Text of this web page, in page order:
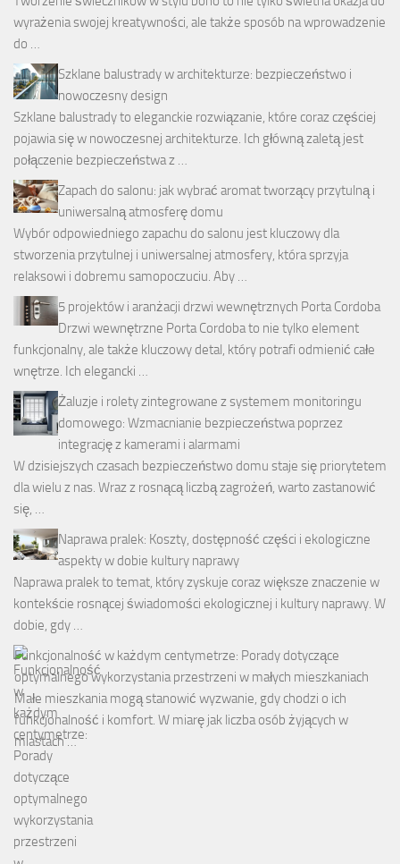
wyrażenia swojej kreatywności, ale także sposób na wprowadzenie
do …
Szklane balustrady w architekturze: bezpieczeństwo i
nowoczesny design
Szklane balustrady to eleganckie rozwiązanie, które coraz częściej
pojawia się w nowoczesnej architekturze. Ich główną zaletą jest
połączenie bezpieczeństwa z …
Zapach do salonu: jak wybrać aromat tworzący przytulną i
uniwersalną atmosferę domu
Wybór odpowiedniego zapachu do salonu jest kluczowy dla
stworzenia przytulnej i uniwersalnej atmosfery, która sprzyja
relaksowi i dobremu samopoczuciu. Aby …
5 projektów i aranżacji drzwi wewnętrznych Porta Cordoba
Drzwi wewnętrzne Porta Cordoba to nie tylko element
funkcjonalny, ale także kluczowy detal, który potrafi odmienić całe
wnętrze. Ich elegancki …
Żaluzje i rolety zintegrowane z systemem monitoringu
domowego: Wzmacnianie bezpieczeństwa poprzez
integrację z kamerami i alarmami
W dzisiejszych czasach bezpieczeństwo domu staje się priorytetem
dla wielu z nas. Wraz z rosnącą liczbą zagrożeń, warto zastanowić
się, …
Naprawa pralek: Koszty, dostępność części i ekologiczne
aspekty w dobie kultury naprawy
Naprawa pralek to temat, który zyskuje coraz większe znaczenie w
kontekście rosnącej świadomości ekologicznej i kultury naprawy. W
dobie, gdy …
Funkcjonalność w każdym centymetrze: Porady dotyczące
optymalnego wykorzystania przestrzeni w małych mieszkaniach
Małe mieszkania mogą stanowić wyzwanie, gdy chodzi o ich
funkcjonalność i komfort. W miarę jak liczba osób żyjących w
miastach …